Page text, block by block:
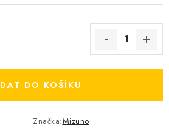
DO KOŠÍKU
Značka:Mizuno